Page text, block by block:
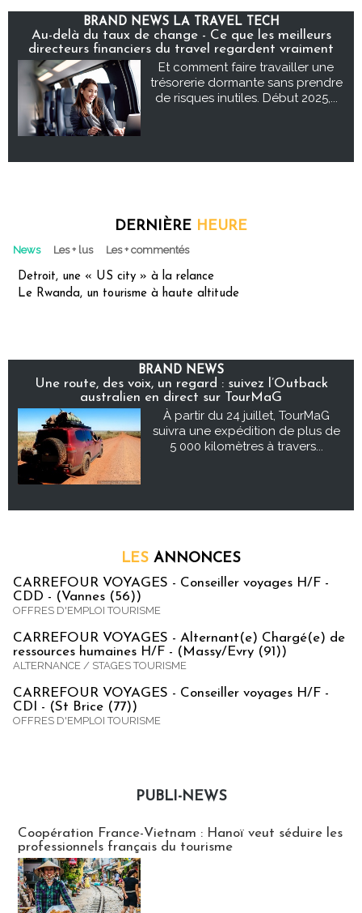
BRAND NEWS LA TRAVEL TECH
Au-delà du taux de change - Ce que les meilleurs
directeurs financiers du travel regardent vraiment
Et comment faire travailler une
trésorerie dormante sans prendre
de risques inutiles. Début 2025,...
DERNIÈRE HEURE
News Les + lus Les + commentés
Detroit, une « US city » à la relance
Le Rwanda, un tourisme à haute altitude
BRAND NEWS
Une route, des voix, un regard : suivez l’Outback
australien en direct sur TourMaG
À partir du 24 juillet, TourMaG
suivra une expédition de plus de
5 000 kilomètres à travers...
LES ANNONCES
CARREFOUR VOYAGES - Conseiller voyages H/F -
CDD - (Vannes (56))
OFFRES D'EMPLOI TOURISME
CARREFOUR VOYAGES - Alternant(e) Chargé(e) de
ressources humaines H/F - (Massy/Evry (91))
ALTERNANCE / STAGES TOURISME
CARREFOUR VOYAGES - Conseiller voyages H/F -
CDI - (St Brice (77))
OFFRES D'EMPLOI TOURISME
PUBLI-NEWS
Coopération France-Vietnam : Hanoï veut séduire les
professionnels français du tourisme